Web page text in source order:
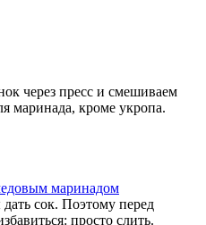
через пресс и смешиваем
маринада, кроме укропа.
сок. Поэтому перед
просто слить.